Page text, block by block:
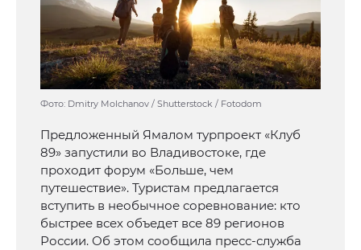
Фото: Dmitry Molchanov / Shutterstock / Fotodom
Предложенный Ямалом турпроект «Клуб
89» запустили во Владивостоке, где
проходит форум «Больше, чем
путешествие». Туристам предлагается
вступить в необычное соревнование: кто
быстрее всех объедет все 89 регионов
России. Об этом сообщила пресс-служба